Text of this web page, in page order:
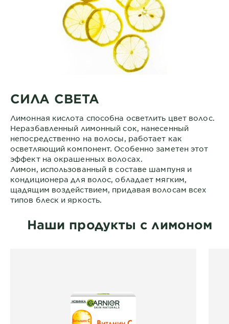
СИЛА СВЕТА
Лимонная кислота способна осветлить цвет волос.
Неразбавленный лимонный сок, нанесенный
непосредственно на волосы, работает как
осветляющий компонент. Особенно заметен этот
эффект на окрашенных волосах.
Лимон, использованный в составе шампуня и
кондиционера для волос, обладает мягким,
щадящим воздействием, придавая волосам всех
типов блеск и яркость.
Наши продукты с лимоном